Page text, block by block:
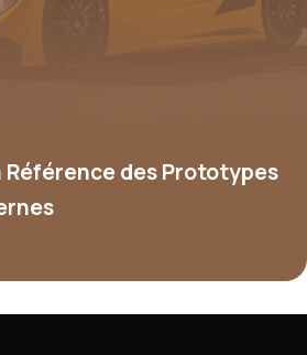
Référence des Prototypes